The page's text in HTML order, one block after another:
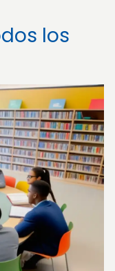
los